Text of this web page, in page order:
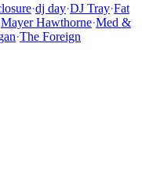
·dj day·DJ Tray·Fat
Mayer Hawthorne·Med &
·The Foreign